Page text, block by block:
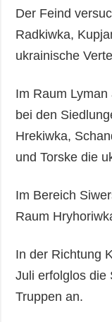
Der Feind
Radkiwka,
ukrainische
Im Raum
bei den
Hrekiwka,
und Torske die
Im Bereich
Raum
In der Richtung
Juli erfolglos die
Truppen an.